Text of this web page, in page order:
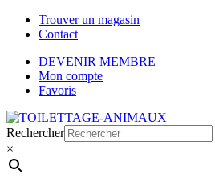
Trouver un magasin
Contact
DEVENIR MEMBRE
Mon compte
Favoris
Aller
à
la
navigation
Aller
au
contenu
Rechercher
×